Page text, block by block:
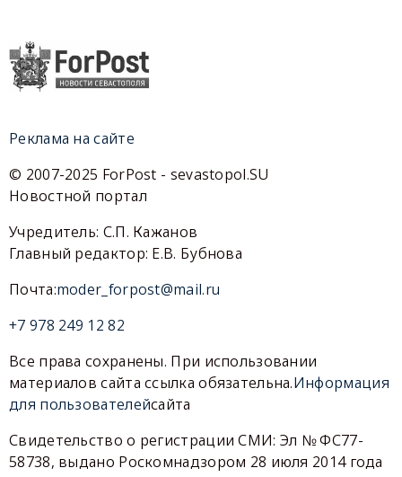
Реклама на сайте
© 2007-2025 ForPost - sevastopol.SU
Новостной портал
Учредитель: С.П. Кажанов
Главный редактор: Е.В. Бубнова
Почта:moder_forpost@mail.ru
+7 978 249 12 82
Все права сохранены. При использовании
материалов сайта ссылка обязательна.Информация
для пользователейсайта
Свидетельство о регистрации СМИ: Эл № ФС77-
58738, выдано Роскомнадзором 28 июля 2014 года